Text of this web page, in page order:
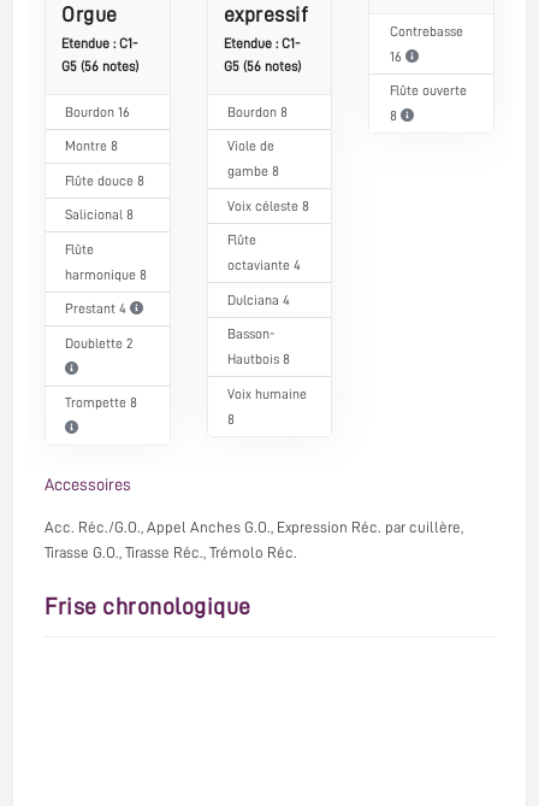
Orgue
Etendue : C1-
G5 (56 notes)
Bourdon 16
Montre 8
Flûte douce 8
Salicional 8
Flûte
harmonique 8
Prestant 4
Doublette 2
Trompette 8
expressif
Etendue : C1-
G5 (56 notes)
Bourdon 8
Viole de
gambe 8
Voix céleste 8
Flûte
octaviante 4
Dulciana 4
Basson-
Hautbois 8
Voix humaine
8
Contrebasse
16
Flûte ouverte
8
Accessoires
Acc. Réc./G.O., Appel Anches G.O., Expression Réc. par cuillère,
Tirasse G.O., Tirasse Réc., Trémolo Réc.
Frise chronologique